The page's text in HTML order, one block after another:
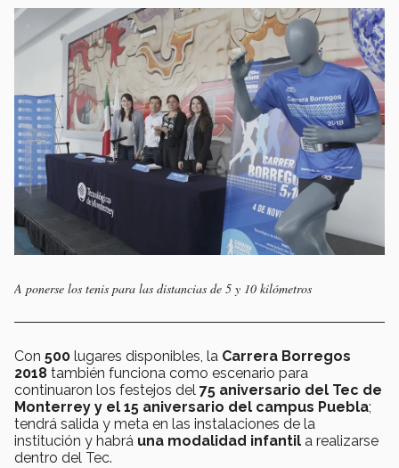
A ponerse los tenis para las distancias de 5 y 10 kilómetros
Con 500 lugares disponibles, la Carrera Borregos
2018 también funciona como escenario para
continuaron los festejos del 75 aniversario del Tec de
Monterrey y el 15 aniversario del campus Puebla;
tendrá salida y meta en las instalaciones de la
institución y habrá una modalidad infantil a realizarse
dentro del Tec.